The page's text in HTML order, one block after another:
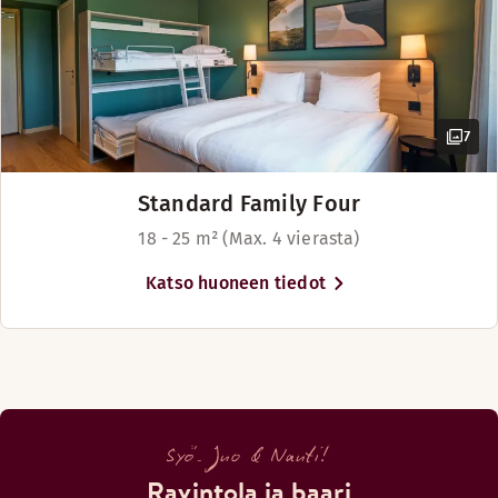
7
Standard Family Four
18 - 25 m² (Max. 4 vierasta)
Katso huoneen tiedot
Syö. Juo & Nauti!